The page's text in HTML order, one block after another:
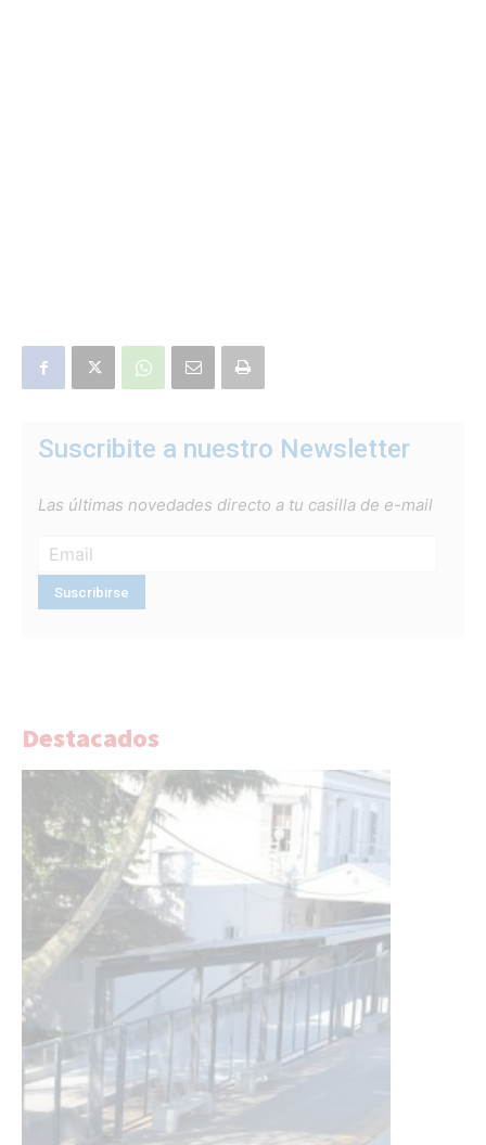
Suscribite a nuestro Newsletter
Las últimas novedades directo a tu casilla de e-mail
Destacados